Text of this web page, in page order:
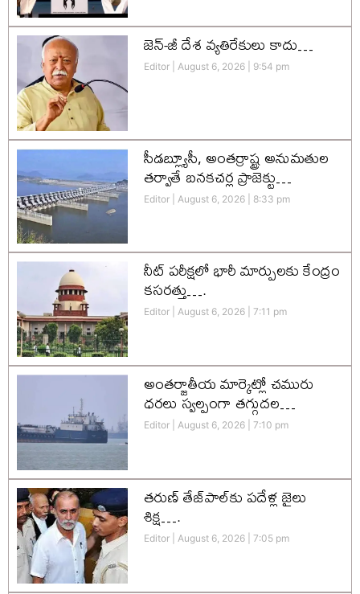
జెన్-జీ దేశ వ్యతిరేకులు కాదు…
Editor August 6, 2026 9:54 pm
సీడబ్ల్యూసీ, అంతర్రాష్ట్ర అనుమతుల
తర్వాతే బనకచర్ల ప్రాజెక్టు…
Editor August 6, 2026 8:33 pm
నీట్ పరీక్షలో భారీ మార్పులకు కేంద్రం
కసరత్తు….
Editor August 6, 2026 7:11 pm
అంతర్జాతీయ మార్కెట్లో చమురు
ధరలు స్వల్పంగా తగ్గుదల…
Editor August 6, 2026 7:10 pm
తరుణ్ తేజ్‌పాల్‌కు పదేళ్ల జైలు
శిక్ష….
Editor August 6, 2026 7:05 pm